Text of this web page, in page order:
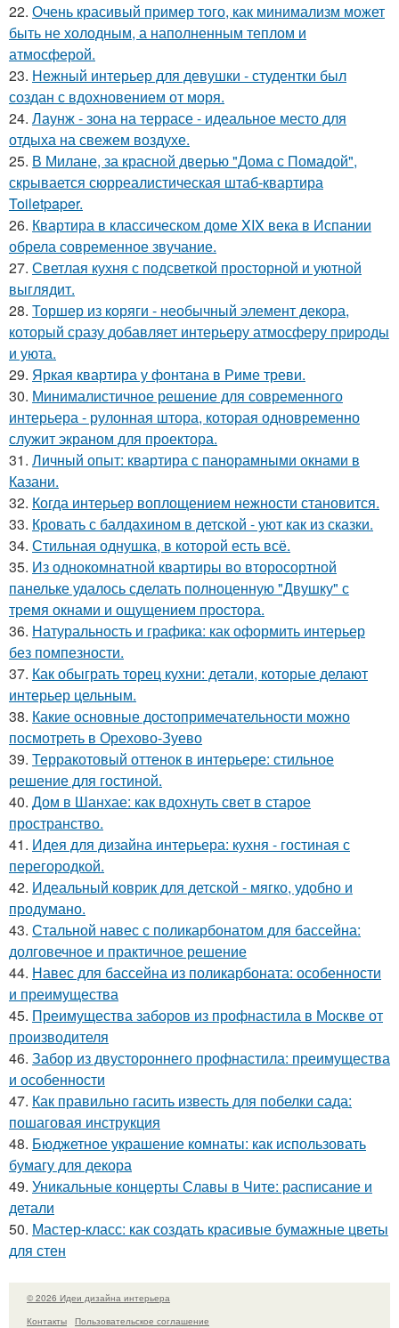
22. Очень красивый пример того, как минимализм может
быть не холодным, а наполненным теплом и
атмосферой.
23. Нежный интерьер для девушки - студентки был
создан с вдохновением от моря.
24. Лаунж - зона на террасе - идеальное место для
отдыха на свежем воздухе.
25. В Милане, за красной дверью "Дома с Помадой",
скрывается сюрреалистическая штаб-квартира
Toiletpaper.
26. Квартира в классическом доме XIX века в Испании
обрела современное звучание.
27. Светлая кухня с подсветкой просторной и уютной
выглядит.
28. Торшер из коряги - необычный элемент декора,
который сразу добавляет интерьеру атмосферу природы
и уюта.
29. Яркая квартира у фонтана в Риме треви.
30. Минималистичное решение для современного
интерьера - рулонная штора, которая одновременно
служит экраном для проектора.
31. Личный опыт: квартира с панорамными окнами в
Казани.
32. Когда интерьер воплощением нежности становится.
33. Кровать с балдахином в детской - уют как из сказки.
34. Стильная однушка, в которой есть всё.
35. Из однокомнатной квартиры во второсортной
панельке удалось сделать полноценную "Двушку" с
тремя окнами и ощущением простора.
36. Натуральность и графика: как оформить интерьер
без помпезности.
37. Как обыграть торец кухни: детали, которые делают
интерьер цельным.
38. Какие основные достопримечательности можно
посмотреть в Орехово-Зуево
39. Терракотовый оттенок в интерьере: стильное
решение для гостиной.
40. Дом в Шанхае: как вдохнуть свет в старое
пространство.
41. Идея для дизайна интерьера: кухня - гостиная с
перегородкой.
42. Идеальный коврик для детской - мягко, удобно и
продумано.
43. Стальной навес с поликарбонатом для бассейна:
долговечное и практичное решение
44. Навес для бассейна из поликарбоната: особенности
и преимущества
45. Преимущества заборов из профнастила в Москве от
производителя
46. Забор из двустороннего профнастила: преимущества
и особенности
47. Как правильно гасить известь для побелки сада:
пошаговая инструкция
48. Бюджетное украшение комнаты: как использовать
бумагу для декора
49. Уникальные концерты Славы в Чите: расписание и
детали
50. Мастер-класс: как создать красивые бумажные цветы
для стен
© 2026 Идеи дизайна интерьера
Контакты
Пользовательское соглашение